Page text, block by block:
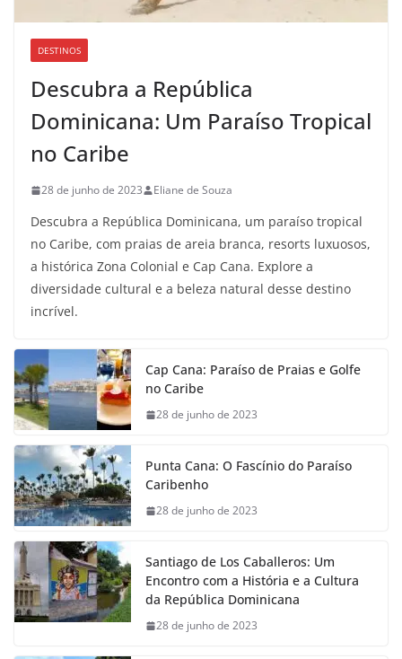
DESTINOS
Descubra a República
Dominicana: Um Paraíso Tropical
no Caribe
28 de junho de 2023 Eliane de Souza
Descubra a República Dominicana, um paraíso tropical
no Caribe, com praias de areia branca, resorts luxuosos,
a histórica Zona Colonial e Cap Cana. Explore a
diversidade cultural e a beleza natural desse destino
incrível.
Cap Cana: Paraíso de Praias e Golfe
no Caribe
28 de junho de 2023
Punta Cana: O Fascínio do Paraíso
Caribenho
28 de junho de 2023
Santiago de Los Caballeros: Um
Encontro com a História e a Cultura
da República Dominicana
28 de junho de 2023